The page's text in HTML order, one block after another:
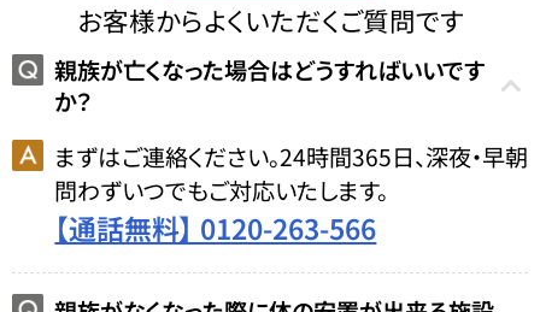
お客様からよくいただくご質問です
親族が亡くなった場合はどうすればいいです
か？
まずはご連絡ください。24時間365日、深夜・早朝
問わずいつでもご対応いたします。
【通話無料】 0120-263-566